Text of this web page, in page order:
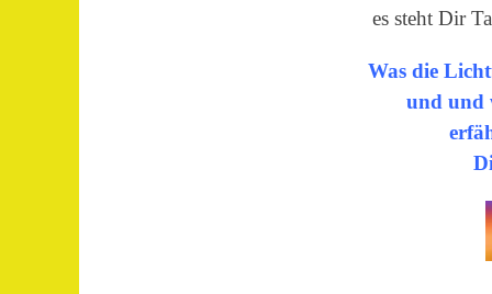
es steht Dir
Was die
und und